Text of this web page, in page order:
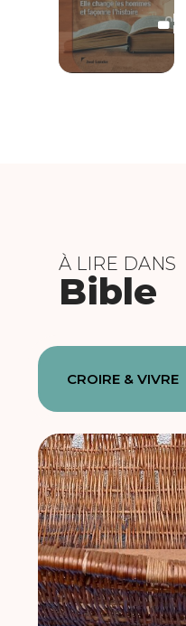
À LIRE DANS
Bible
CROIRE & VIVRE